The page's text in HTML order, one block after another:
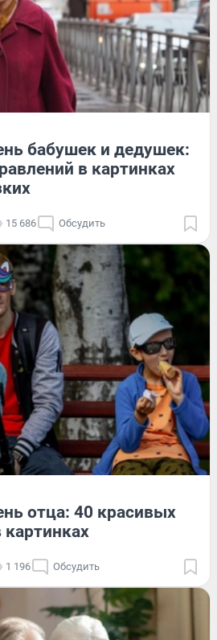
бабушек и дедушек:
в картинках
15 686 Обсудить
отца: 40 красивых
картинках
1 196 Обсудить